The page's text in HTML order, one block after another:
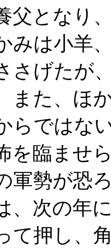
父となり
みは小羊
さげたが
また、ほ
らではな
を臨ませ
軍勢が恐
、次の年
て押し、